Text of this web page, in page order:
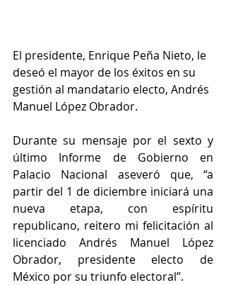
El presidente, Enrique Peña Nieto, le
deseó el mayor de los éxitos en su
gestión al mandatario electo, Andrés
Manuel López Obrador.
Durante su mensaje por el sexto y
último Informe de Gobierno en
Palacio Nacional aseveró que, “a
partir del 1 de diciembre iniciará una
nueva etapa, con espíritu
republicano, reitero mi felicitación al
licenciado Andrés Manuel López
Obrador, presidente electo de
México por su triunfo electoral”.